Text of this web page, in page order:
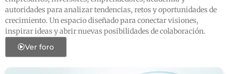
autoridades para analizar tendencias, retos y oportunidades de
crecimiento. Un espacio diseñado para conectar visiones,
inspirar ideas y abrir nuevas posibilidades de colaboración.
Ver foro